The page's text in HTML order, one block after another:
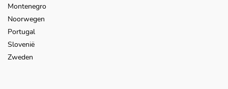
Montenegro
Noorwegen
Portugal
Slovenië
Zweden